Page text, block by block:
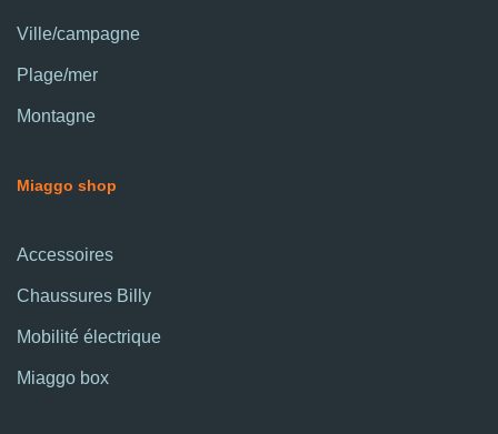
Ville/campagne
Plage/mer
Montagne
Miaggo shop
Accessoires
Chaussures Billy
Mobilité électrique
Miaggo box